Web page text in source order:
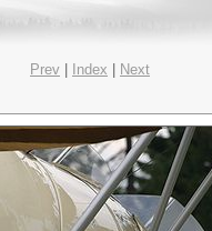
Prev Index Next